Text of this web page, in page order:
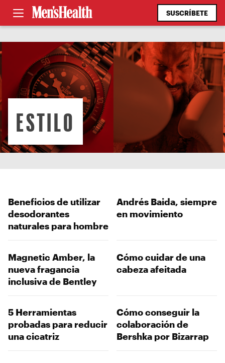
SUSCRÍBETE
ESTILO
Beneficios de utilizar
desodorantes
naturales para hombre
Andrés Baida, siempre
en movimiento
Magnetic Amber, la
nueva fragancia
inclusiva de Bentley
Cómo cuidar de una
cabeza afeitada
5 Herramientas
probadas para reducir
una cicatriz
Cómo conseguir la
colaboración de
Bershka por Bizarrap